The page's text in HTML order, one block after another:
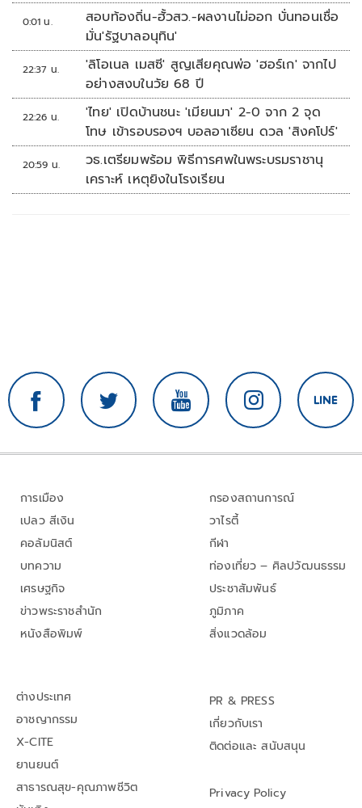
0:01 น.
สอบท้องถิ่น-ฮั้วสว.-ผลงานไม่ออก บั่นทอนเชื่อ
มั่น'รัฐบาลอนุทิน'
22:37 น.
'ลิโอเนล เมสซี' สูญเสียคุณพ่อ 'ฮอร์เก' จากไป
อย่างสงบในวัย 68 ปี
22:26 น.
'ไทย' เปิดบ้านชนะ 'เมียนมา' 2-0 จาก 2 จุด
โทษ เข้ารอบรองฯ บอลอาเซียน ดวล 'สิงคโปร์'
20:59 น.
วธ.เตรียมพร้อม พิธีการศพในพระบรมราชานุ
เคราะห์ เหตุยิงในโรงเรียน
การเมือง
เปลว สีเงิน
คอลัมนิสต์
บทความ
เศรษฐกิจ
ข่าวพระราชสำนัก
หนังสือพิมพ์
กรองสถานการณ์
วาไรตี้
กีฬา
ท่องเที่ยว – ศิลปวัฒนธรรม
ประชาสัมพันธ์
ภูมิภาค
สิ่งแวดล้อม
ต่างประเทศ
อาชญากรรม
X-CITE
ยานยนต์
สาธารณสุข-คุณภาพชีวิต
PR & PRESS
เกี่ยวกับเรา
ติดต่อและ สนับสนุน
Privacy Policy